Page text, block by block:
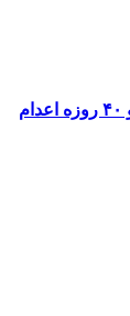
۲ عامل مهم صهیونیست‌ها در جنگ‌های ۱۲ روزه و ۴۰ روزه اعدام